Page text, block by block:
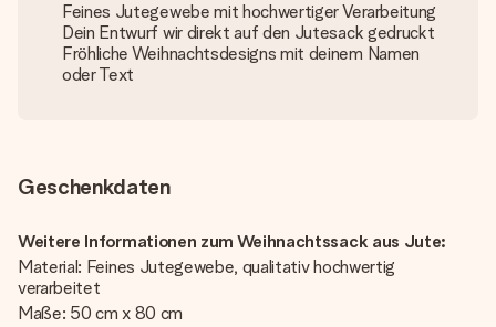
Feines Jutegewebe mit hochwertiger Verarbeitung
Dein Entwurf wir direkt auf den Jutesack gedruckt
Fröhliche Weihnachtsdesigns mit deinem Namen
oder Text
Geschenkdaten
Weitere Informationen zum Weihnachtssack aus Jute:
Material: Feines Jutegewebe, qualitativ hochwertig
verarbeitet
Maße: 50 cm x 80 cm